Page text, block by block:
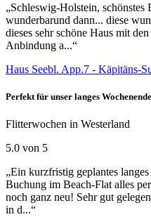
„Schleswig-Holstein,
wunderbarund dann... diese
dieses sehr schöne Haus mit
Anbindung a...“
Haus Seebl. App.7 - Käpitäns-
Perfekt für unser langes
Flitterwochen in Westerland
5.0 von 5
„Ein kurzfristig geplantes
Buchung im Beach-Flat alles
noch ganz neu! Sehr gut
in d...“